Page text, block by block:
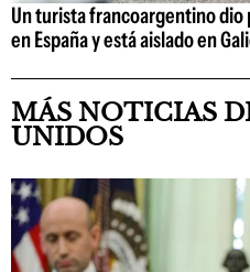
Un turista francoargentino
en España y está aislado en
MÁS NOTICIAS
UNIDOS